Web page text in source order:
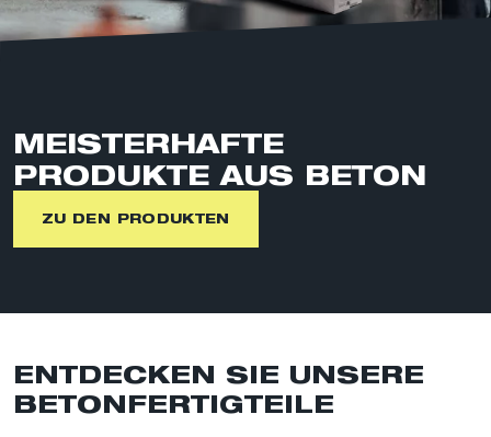
MEISTERHAFTE
PRODUKTE AUS BETON
ZU DEN PRODUKTEN
ENTDECKEN SIE UNSERE
BETON­FERTIG­TEILE